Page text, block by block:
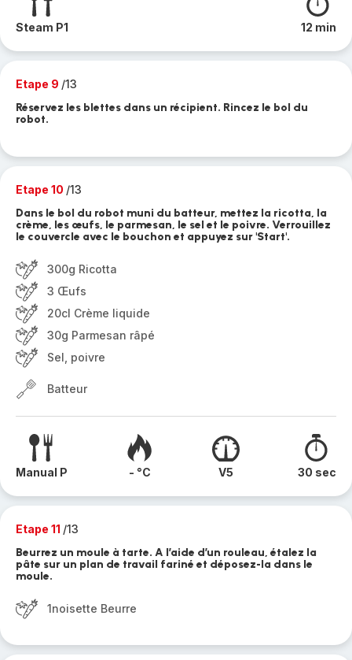
Steam P1 12 min
Etape 9 /13
Réservez les blettes dans un récipient. Rincez le bol du
robot.
Etape 10 /13
Dans le bol du robot muni du batteur, mettez la ricotta, la
crème, les œufs, le parmesan, le sel et le poivre. Verrouillez
le couvercle avec le bouchon et appuyez sur 'Start'.
300g Ricotta
3 Œufs
20cl Crème liquide
30g Parmesan râpé
Sel, poivre
Batteur
Manual P - °C V5 30 sec
Etape 11 /13
Beurrez un moule à tarte. A l’aide d’un rouleau, étalez la
pâte sur un plan de travail fariné et déposez-la dans le
moule.
1noisette Beurre